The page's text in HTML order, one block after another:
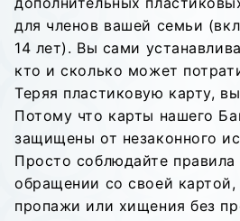
для членов вашей семьи
14 лет). Вы сами
кто и сколько может
Теряя пластиковую карту,
Потому что карты нашего
защищены от незаконного
Просто соблюдайте правила
обращении со своей картой,
пропажи или хищения без